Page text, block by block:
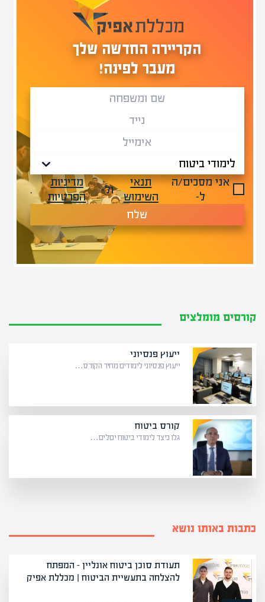
הקריירה החדשה שלך
מעבר לפינה!
אני מסכים/ה
ל-
תנאי
השימוש
ול-
מדיניות
הפרטיות
.
שלח
קורסים מומלצים
ייעוץ פנסיוני
ייעוץ פנסיוני לימודים מחיר הקורס…
קורס ביטוח
גלו כיצד לימודי ביטוח יכולים…
כתבות באותו נושא
תעודת סוכן ביטוח אונליין – המפתח
להצלחה בתעשיית הביטוח | מכללת אפיק